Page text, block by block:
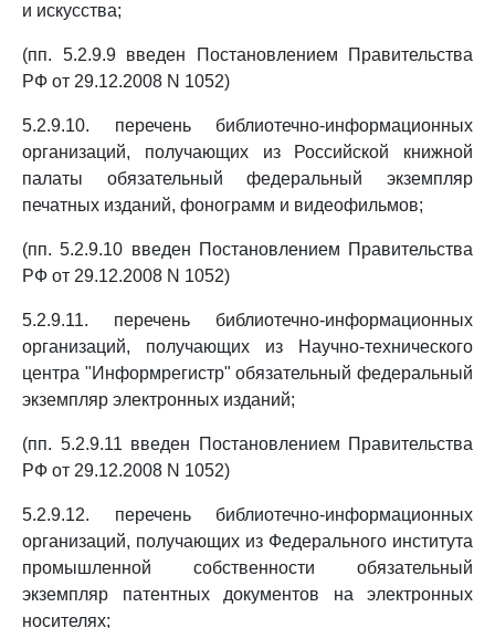
и искусства;
(пп. 5.2.9.9 введен Постановлением Правительства
РФ от 29.12.2008 N 1052)
5.2.9.10. перечень библиотечно-информационных
организаций, получающих из Российской книжной
палаты обязательный федеральный экземпляр
печатных изданий, фонограмм и видеофильмов;
(пп. 5.2.9.10 введен Постановлением Правительства
РФ от 29.12.2008 N 1052)
5.2.9.11. перечень библиотечно-информационных
организаций, получающих из Научно-технического
центра "Информрегистр" обязательный федеральный
экземпляр электронных изданий;
(пп. 5.2.9.11 введен Постановлением Правительства
РФ от 29.12.2008 N 1052)
5.2.9.12. перечень библиотечно-информационных
организаций, получающих из Федерального института
промышленной собственности обязательный
экземпляр патентных документов на электронных
носителях;